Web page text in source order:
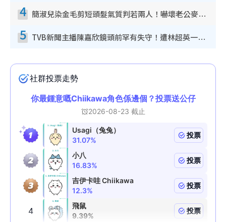
4 簡淑兒染金毛剪短頭髮氣質判若兩人！嚇壞老公麥大力都認唔出：「你做咩事？」
5 TVB新聞主播陳嘉欣鏡頭前罕有失守！遭林超英一句說話突襲嚇親當場大笑